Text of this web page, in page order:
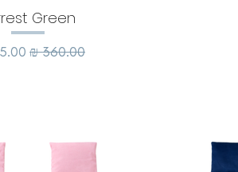
Green
מחיר רגיל